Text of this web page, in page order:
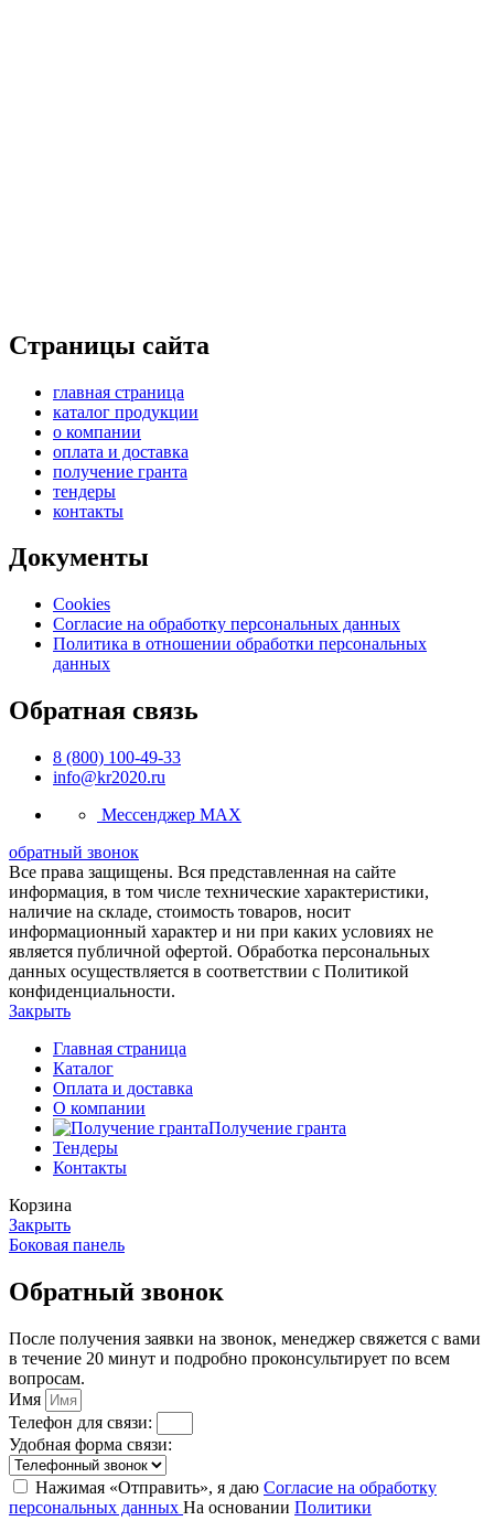
Страницы сайта
главная страница
каталог продукции
о компании
оплата и доставка
получение гранта
тендеры
контакты
Документы
Cookies
Согласие на обработку персональных данных
Политика в отношении обработки персональных
данных
Обратная связь
8 (800) 100-49-33
info@kr2020.ru
Мессенджер MAX
обратный звонок
Все права защищены. Вся представленная на сайте
информация, в том числе технические характеристики,
наличие на складе, стоимость товаров, носит
информационный характер и ни при каких условиях не
является публичной офертой. Обработка персональных
данных осуществляется в соответствии с Политикой
конфиденциальности.
Закрыть
Главная страница
Каталог
Оплата и доставка
О компании
Получение гранта
Тендеры
Контакты
Корзина
Закрыть
Боковая панель
Обратный звонок
После получения заявки на звонок, менеджер свяжется с вами
в течение 20 минут и подробно проконсультирует по всем
вопросам.
Имя
Телефон для связи:
Удобная форма связи:
Нажимая «Отправить», я даю Согласие на обработку
персональных данных На основании Политики